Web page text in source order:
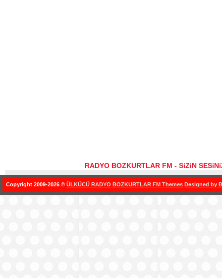
RADYO BOZKURTLAR FM - SiZiN
Copyright 2009-2026 © ÜLKÜCÜ RADYO BOZKURTLAR FM Themes Designed by